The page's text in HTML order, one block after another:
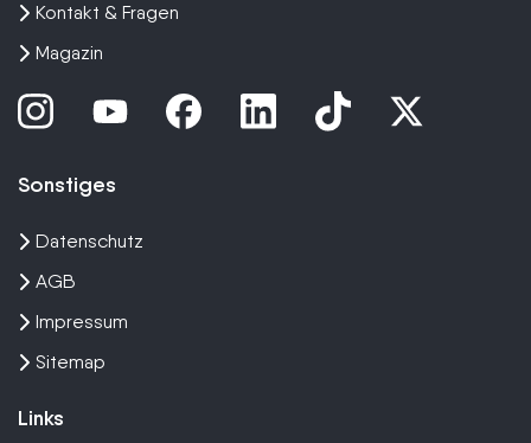
Kontakt & Fragen
Magazin
Sonstiges
Datenschutz
AGB
Impressum
Sitemap
Links